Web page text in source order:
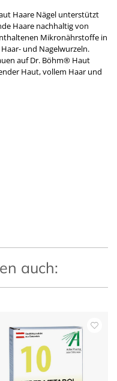
Haare Nägel unterstützt
Haare nachhaltig von
Mikronährstoffe in
und Nagelwurzeln.
auf Dr. Böhm® Haut
Haut, vollem Haar und
auch: